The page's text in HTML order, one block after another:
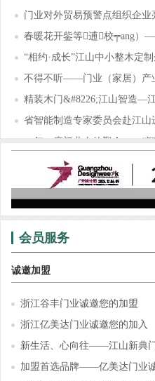
门业对外贸易预警点组织企业
春暖花开鈭等逋校╤ang）
“相约·成长”江山中小整木定
不得不听——门业（家居）产
精装木门&#8226;江山智造—
省智能制造专家委员会赴江
一年一度门业人的聚会——“智
锦庭装饰×江山门协，为门业
会员服务
诚邀加盟
浙江谷丰门业诚邀您的加盟
浙江亿美达门业诚邀您的加入
新生活、心向往——江山新典
加盟首选品牌——亿美达门业